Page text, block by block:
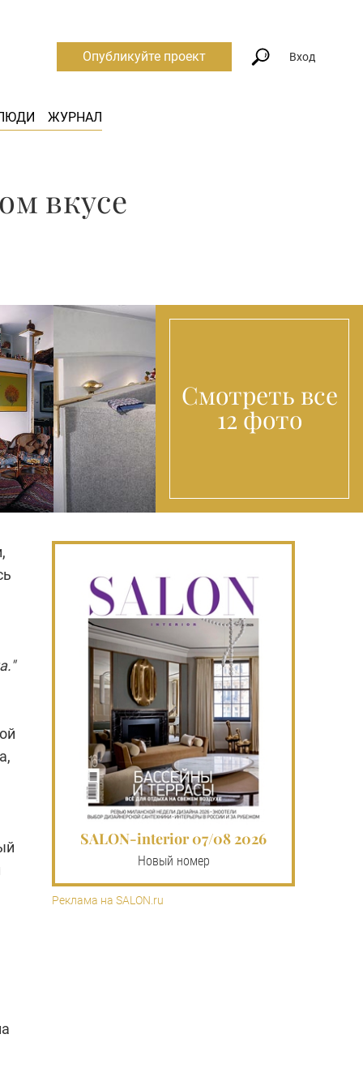
ЖУРНАЛ
Опубликуйте проект Вход
вкусе
Смотреть все
12 фото
SALON-interior 07/08 2026
Новый номер
Реклама на SALON.ru